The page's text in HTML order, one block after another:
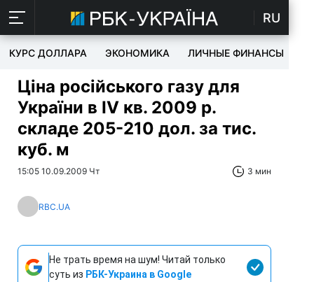
RU
КУРС ДОЛЛАРА ЭКОНОМИКА ЛИЧНЫЕ ФИНАНСЫ
Ціна російського газу для
України в IV кв. 2009 р.
складе 205-210 дол. за тис.
куб. м
15:05 10.09.2009 Чт 3 мин
RBC.UA
Не трать время на шум! Читай только
суть из РБК-Украина в Google